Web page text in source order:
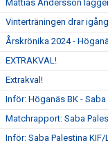
Mattias Andersson
Vinterträningen drar igång
Årskrönika 2024 -
EXTRAKVAL!
Extrakval!
Inför: Höganäs BK -
Matchrapport: Saba
Inför: Saba Palestina